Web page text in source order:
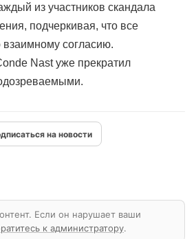
из участников скандала
подчеркивая, что все
согласию.
Nast уже прекратил
на новости
Если он нарушает ваши
к администратору.